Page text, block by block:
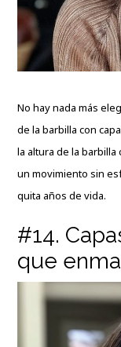
No hay nada más
de la barbilla con
la altura de la
un movimiento sin
quita años de vida.
#14.
que